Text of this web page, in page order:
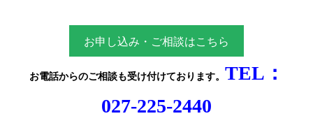
お申し込み・ご相談はこちら
お電話からのご相談も受け付けております。 TEL：
027-225-2440